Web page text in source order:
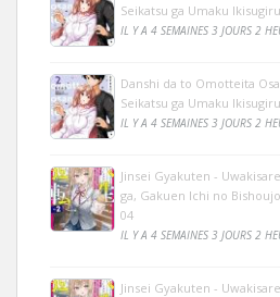
Seikatsu ga Umaku
IL Y A 4 SEMAINES 3 JOURS 2
Danshi da to Omotteita
Seikatsu ga Umaku
IL Y A 4 SEMAINES 3 JOURS 2
Jinsei Gyakuten -
ga, Gakuen Ichi no
04
IL Y A 4 SEMAINES 3 JOURS 2
Jinsei Gyakuten -